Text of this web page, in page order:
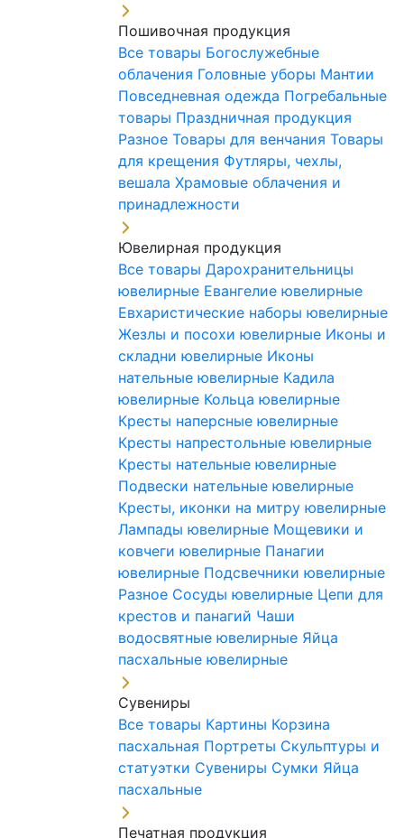
Пошивочная продукция
Все товары Богослужебные
облачения Головные уборы Мантии
Повседневная одежда Погребальные
товары Праздничная продукция
Разное Товары для венчания Товары
для крещения Футляры, чехлы,
вешала Храмовые облачения и
принадлежности
Ювелирная продукция
Все товары Дарохранительницы
ювелирные Евангелие ювелирные
Евхаристические наборы ювелирные
Жезлы и посохи ювелирные Иконы и
складни ювелирные Иконы
нательные ювелирные Кадила
ювелирные Кольца ювелирные
Кресты наперсные ювелирные
Кресты напрестольные ювелирные
Кресты нательные ювелирные
Подвески нательные ювелирные
Кресты, иконки на митру ювелирные
Лампады ювелирные Мощевики и
ковчеги ювелирные Панагии
ювелирные Подсвечники ювелирные
Разное Сосуды ювелирные Цепи для
крестов и панагий Чаши
водосвятные ювелирные Яйца
пасхальные ювелирные
Сувениры
Все товары Картины Корзина
пасхальная Портреты Скульптуры и
статуэтки Сувениры Сумки Яйца
пасхальные
Печатная продукция